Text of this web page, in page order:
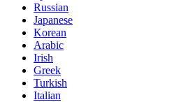
Russian
Japanese
Korean
Arabic
Irish
Greek
Turkish
Italian